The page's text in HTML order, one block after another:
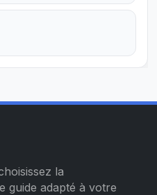
la
guide adapté à votre